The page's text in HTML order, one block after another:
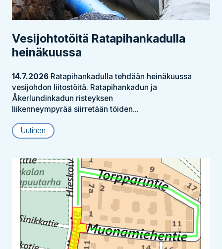
Vesijohtotöitä Ratapihankadulla
heinäkuussa
14.7.2026 Ratapihankadulla tehdään heinäkuussa
vesijohdon liitostöitä. Ratapihankadun ja
Åkerlundinkadun risteyksen
liikenneympyrää siirretään töiden...
Uutinen